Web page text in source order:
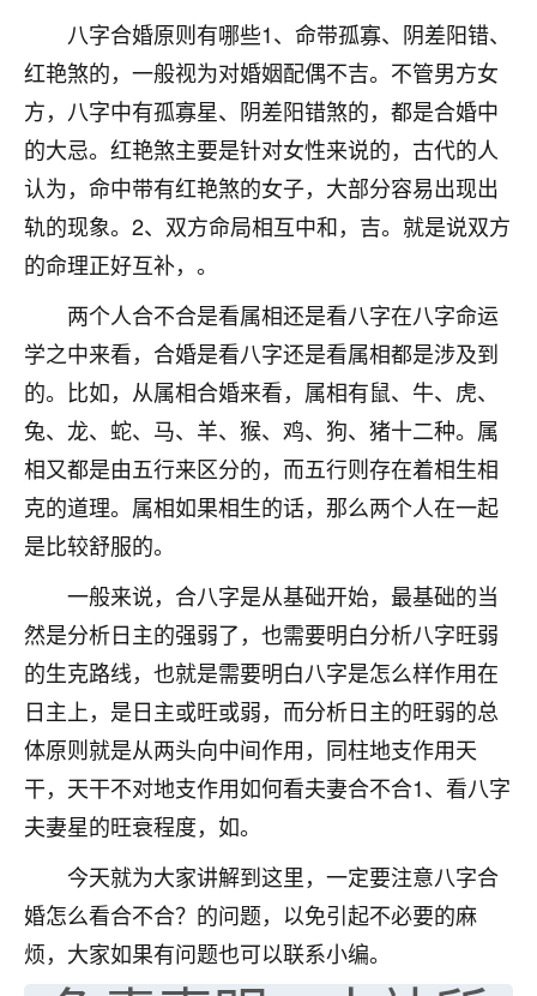
八字合婚原则有哪些1、命带孤寡、阴差阳错、
红艳煞的，一般视为对婚姻配偶不吉。不管男方女
方，八字中有孤寡星、阴差阳错煞的，都是合婚中
的大忌。红艳煞主要是针对女性来说的，古代的人
认为，命中带有红艳煞的女子，大部分容易出现出
轨的现象。2、双方命局相互中和，吉。就是说双方
的命理正好互补，。
两个人合不合是看属相还是看八字在八字命运
学之中来看，合婚是看八字还是看属相都是涉及到
的。比如，从属相合婚来看，属相有鼠、牛、虎、
兔、龙、蛇、马、羊、猴、鸡、狗、猪十二种。属
相又都是由五行来区分的，而五行则存在着相生相
克的道理。属相如果相生的话，那么两个人在一起
是比较舒服的。
一般来说，合八字是从基础开始，最基础的当
然是分析日主的强弱了，也需要明白分析八字旺弱
的生克路线，也就是需要明白八字是怎么样作用在
日主上，是日主或旺或弱，而分析日主的旺弱的总
体原则就是从两头向中间作用，同柱地支作用天
干，天干不对地支作用如何看夫妻合不合1、看八字
夫妻星的旺衰程度，如。
今天就为大家讲解到这里，一定要注意八字合
婚怎么看合不合？的问题，以免引起不必要的麻
烦，大家如果有问题也可以联系小编。
刚去世了。
七零老顽童：我母亲前年离世，刚开始我经常
做梦梦见她，后来也是朋友介绍，找到慧来老
师，安排了超度法事，做梦再也没有梦到过
了，一开始是半信半疑的，图个心安，给亡母
超度，现在看来，人不信也不行。
2天前 来自云南
优秀的张同学
老师收徒吗？？我对这些很感兴趣
2天前 来自山西 15